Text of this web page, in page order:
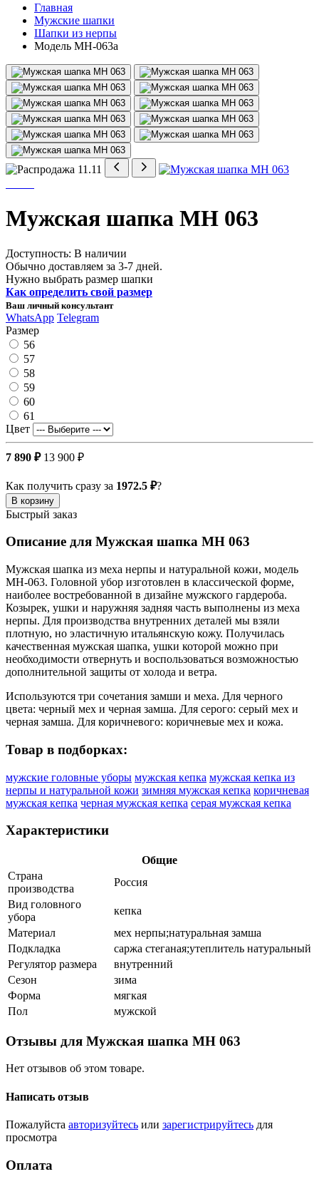
Главная
Мужские шапки
Шапки из нерпы
Модель МН-063а
Мужская шапка МН 063
Доступность: В наличии
Обычно доставляем за 3-7 дней.
Нужно выбрать размер шапки
Как определить свой размер
Ваш личный консультант
WhatsApp Telegram
Размер
56
57
58
59
60
61
Цвет
7 890 ₽ 13 900 ₽
Как получить сразу за 1972.5 ₽?
В корзину
Быстрый заказ
Описание для Мужская шапка МН 063
Мужская шапка из меха нерпы и натуральной кожи, модель
МН-063. Головной убор изготовлен в классической форме,
наиболее востребованной в дизайне мужского гардероба.
Козырек, ушки и наружняя задняя часть выполнены из меха
нерпы. Для производства внутренних деталей мы взяли
плотную, но эластичную итальянскую кожу. Получилась
качественная мужская шапка, ушки которой можно при
необходимости отвернуть и воспользоваться возможностью
дополнительной защиты от холода и ветра.
Используются три сочетания замши и меха. Для черного
цвета: черный мех и черная замша. Для серого: серый мех и
черная замша. Для коричневого: коричневые мех и кожа.
Товар в подборках:
мужские головные уборы мужская кепка мужская кепка из
нерпы и натуральной кожи зимняя мужская кепка коричневая
мужская кепка черная мужская кепка серая мужская кепка
Характеристики
Общие
Страна
производства
Россия
Вид головного
убора
кепка
Материал
мех нерпы;натуральная замша
Подкладка
саржа стеганая;утеплитель натуральный
Регулятор размера
внутренний
Сезон
зима
Форма
мягкая
Пол
мужской
Отзывы для Мужская шапка МН 063
Нет отзывов об этом товаре.
Написать отзыв
Пожалуйста авторизуйтесь или зарегистрируйтесь для
просмотра
Оплата